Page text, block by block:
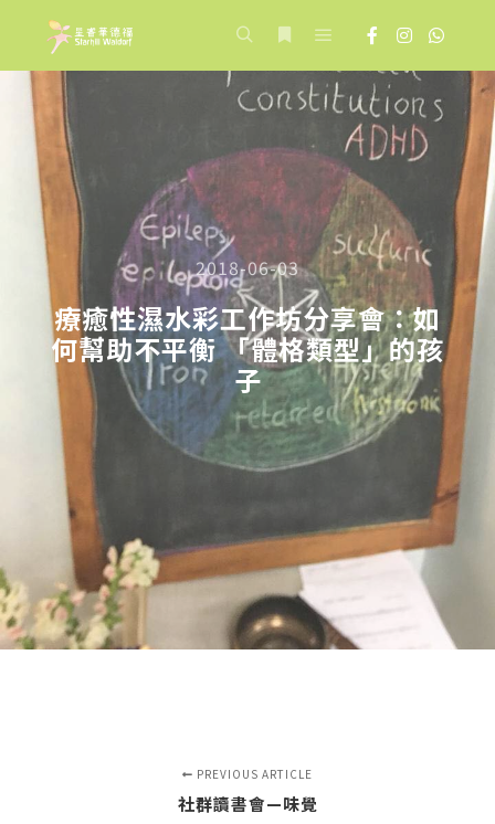
2018-06-03
療癒性濕水彩工作坊分享會：如
何幫助不平衡 「體格類型」的孩
子
PREVIOUS ARTICLE
社群讀書會—味覺